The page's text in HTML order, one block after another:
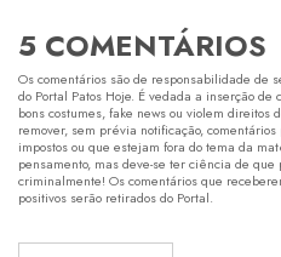
5 COMENTÁRIOS
Os comentários são de responsabilidade de
do Portal Patos Hoje. É vedada a inserção
bons costumes, fake news ou violem direitos
remover, sem prévia notificação,
impostos ou que estejam fora do tema da
pensamento, mas deve-se ter ciência de
criminalmente! Os comentários que
positivos serão retirados do Portal.